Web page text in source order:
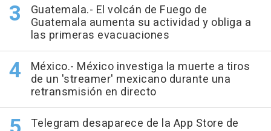
Guatemala.- El volcán de Fuego de
Guatemala aumenta su actividad y obliga a
las primeras evacuaciones
México.- México investiga la muerte a tiros
de un 'streamer' mexicano durante una
retransmisión en directo
Telegram desaparece de la App Store de